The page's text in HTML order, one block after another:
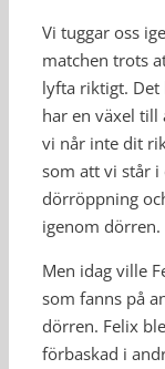
Vi tuggar oss
matchen trots
lyfta riktigt. Det
har en växel till
vi når inte dit
som att vi står i
dörröppning
igenom dörren.
Men idag ville
som fanns på
dörren. Felix
förbaskad i